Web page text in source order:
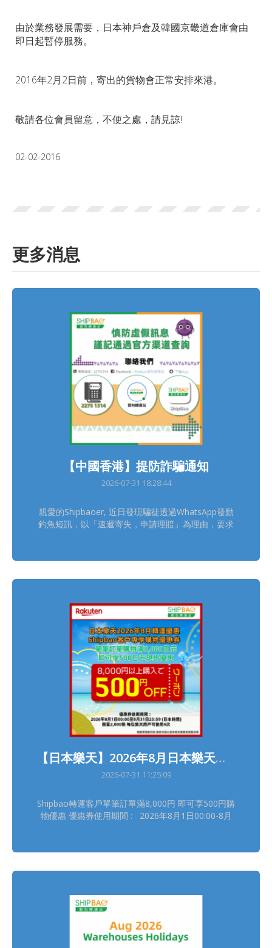
由於業務發展需要， 日本神戶倉及韓國京畿道倉庫會由
即日起暫停服務。
2016年2月2日前，寄出的貨物會正常安排來港。
敬請各位會員留意，不便之處，請見諒!
02-02-2016
更多消息
【中國香港】提防詐騙通知
2026-07-31 18:28:44
親愛的Shipbaoer, 近日發現騙徒透過WhatsApp發動
釣魚短訊，以「速遞寄失，申請理賠」為理由，要求
詢個案，具體聯絡方式可在官網獲取
盡快下載並使用「Shipbao APP」查詢及接收郵包轉
運資訊，減低受騙風險! 如有懷疑，請聯絡Shipbao客
服，謝謝。 Shipbao團隊
【日本樂天】2026年8月日本樂天轉運優惠
2026-07-31 11:25:09
Shipbao轉運客戶單筆訂單滿8,000円 即可享500円購
物優惠 優惠券使用期間 : 2026年8月1日00:00-8月
https://b.link/SBRTCoupon202608 詳情請瀏覽【樂